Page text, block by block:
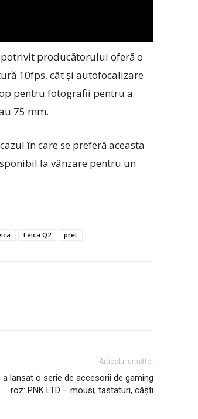
potrivit producătorului oferă o
10fps, cât și autofocalizare
pentru fotografii pentru a
75 mm.
în care se preferă aceasta
la vânzare pentru un
Leica Q2 pret
Articolul următor
a lansat o serie de accesorii de gaming
roz: PNK LTD – mousi, tastaturi, căşti